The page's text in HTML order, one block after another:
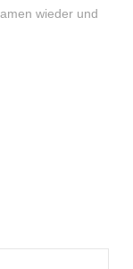
wieder und